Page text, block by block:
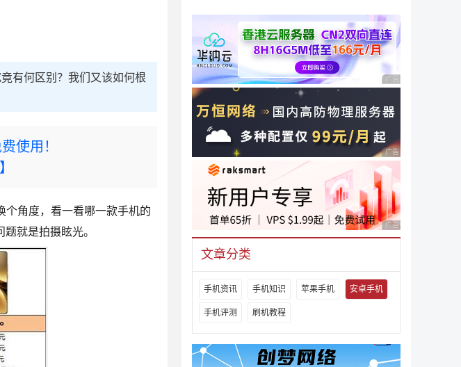
有何区别？我们又该如何根
使用！
】
个角度，看一看哪一款手机的
就是拍摄眩光。
广告 商业广告，理性
广告 商业广告，理性
广告 商业广告，理性
文章分类
手机资讯 手机知识 苹果手机 安卓手机
手机评测 刷机教程